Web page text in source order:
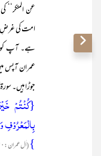
عن
امت کی غرضِ
ہے۔ آپ کو
عمران آپس
جوڑا ہیں۔
{کُنْتُمْ
بِالْمَعْرُوْفِ
}(اٰل عمران : ۱۱۰)